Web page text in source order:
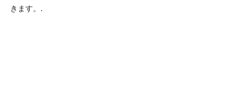
きます。.